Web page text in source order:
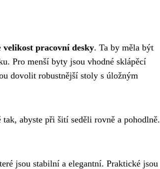
velikost pracovní desky. Ta by měla být
Pro menší byty jsou vhodné sklápěcí
dovolit robustnější stoly s úložným
abyste při šití seděli rovně a pohodlně.
jsou stabilní a elegantní. Praktické jsou